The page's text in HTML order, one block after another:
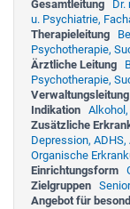
Gesamtleitung
u. Psychiatrie,
Therapieleitung
Psychotherapie,
Ärztliche Leitung
Psychotherapie,
Verwaltungsleitung
Indikation
Zusätzliche
Depression,
Organische
Einrichtungsform
Zielgruppen
Angebot für